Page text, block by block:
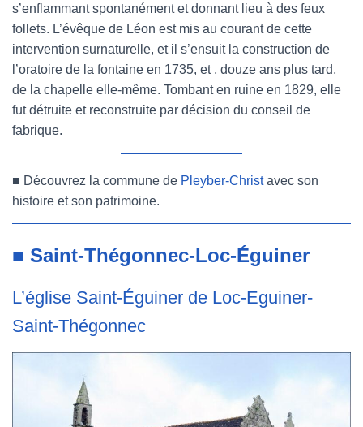
s’enflammant spontanément et donnant lieu à des feux
follets. L’évêque de Léon est mis au courant de cette
intervention surnaturelle, et il s’ensuit la construction de
l’oratoire de la fontaine en 1735, et , douze ans plus tard,
de la chapelle elle-même. Tombant en ruine en 1829, elle
fut détruite et reconstruite par décision du conseil de
fabrique.
■ Découvrez la commune de Pleyber-Christavec son
histoire et son patrimoine.
■ Saint-Thégonnec-Loc-Éguiner
L’église Saint-Éguiner de Loc-Eguiner-
Saint-Thégonnec